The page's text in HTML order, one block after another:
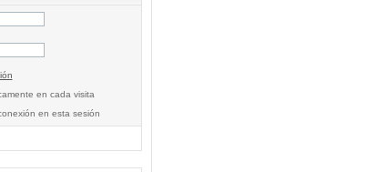
en cada visita
en esta sesión